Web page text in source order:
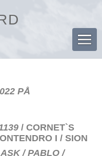
PÅ
/ CORNET`S
I / SION
/ PABLO /